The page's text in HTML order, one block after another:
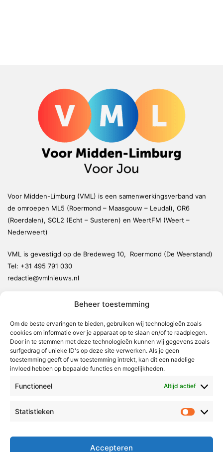
Beheer toestemming
Om de beste ervaringen te bieden, gebruiken wij technologieën zoals
cookies om informatie over je apparaat op te slaan en/of te raadplegen.
Door in te stemmen met deze technologieën kunnen wij gegevens zoals
surfgedrag of unieke ID's op deze site verwerken. Als je geen
toestemming geeft of uw toestemming intrekt, kan dit een nadelige
invloed hebben op bepaalde functies en mogelijkheden.
Functioneel Altijd actief
Statistieken
Accepteren
Voor Midden-Limburg (VML) is een samenwerkingsverband van
de omroepen ML5 (Roermond – Maasgouw – Leudal), OR6
(Roerdalen), SOL2 (Echt – Susteren) en WeertFM (Weert –
Nederweert)
VML is gevestigd op de Bredeweg 10, Roermond (De Weerstand)
Tel: +31 495 791 030
redactie@vmlnieuws.nl
Leudal
Maasgouw
Echt-Susteren
Radio & TV